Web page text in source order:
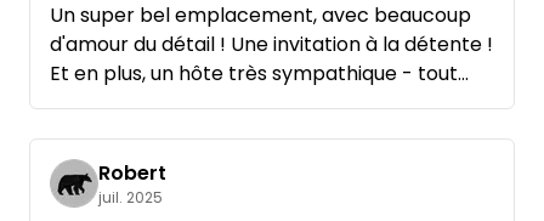
Un super bel emplacement, avec beaucoup
d'amour du détail ! Une invitation à la détente !
Et en plus, un hôte très sympathique - tout
simplement top !
Robert
juil. 2025